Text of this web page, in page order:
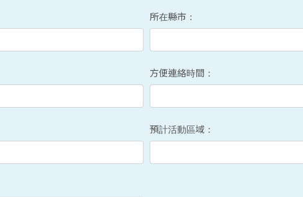
所在縣市：
方便連絡時間：
預計活動區域：